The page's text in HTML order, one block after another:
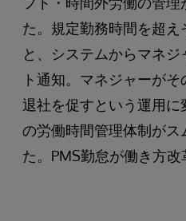
た。規定勤務時間を超
と、システムからマネ
ト通知。マネジャーが
退社を促すという運用
の労働時間管理体制がス
た。PMS勤怠が働き方改